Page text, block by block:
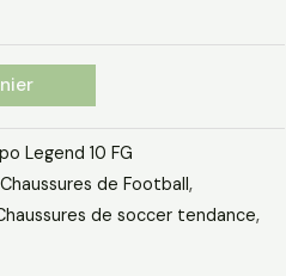
Legend 10 FG
Chaussures de Football,
de soccer tendance,